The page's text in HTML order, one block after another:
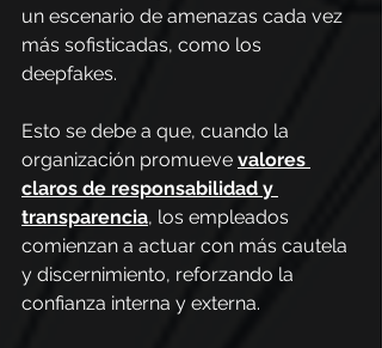
un escenario de amenazas cada vez
más sofisticadas, como los
deepfakes.
Esto se debe a que, cuando la
organización promueve valores
claros de responsabilidad y
transparencia, los empleados
comienzan a actuar con más cautela
y discernimiento, reforzando la
confianza interna y externa.